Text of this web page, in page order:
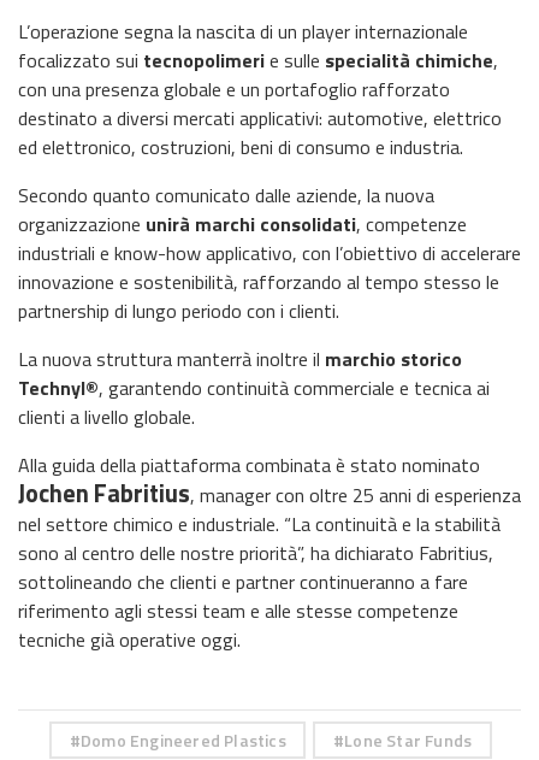
L’operazione segna la nascita di un player internazionale
focalizzato sui tecnopolimerie sulle specialità chimiche,
con una presenza globale e un portafoglio rafforzato
destinato a diversi mercati applicativi: automotive, elettrico
ed elettronico, costruzioni, beni di consumo e industria.
Secondo quanto comunicato dalle aziende, la nuova
organizzazione unirà marchi consolidati, competenze
industriali e know-how applicativo, con l’obiettivo di accelerare
innovazione e sostenibilità, rafforzando al tempo stesso le
partnership di lungo periodo con i clienti.
La nuova struttura manterrà inoltre il marchio storico
Technyl®, garantendo continuità commerciale e tecnica ai
clienti a livello globale.
Alla guida della piattaforma combinata è stato nominato
Jochen Fabritius, manager con oltre 25 anni di esperienza
nel settore chimico e industriale. “La continuità e la stabilità
sono al centro delle nostre priorità”, ha dichiarato Fabritius,
sottolineando che clienti e partner continueranno a fare
riferimento agli stessi team e alle stesse competenze
tecniche già operative oggi.
Domo Engineered Plastics
Lone Star Funds